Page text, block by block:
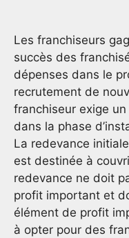
Les franchiseurs
succès des
dépenses dans le
recrutement de
franchiseur exige un
dans la phase
La redevance
est destinée à
redevance ne doit
profit important et
élément de profit
à opter pour des